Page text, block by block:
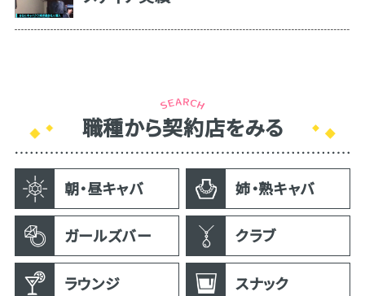
職種から契約店をみる
朝・昼キャバ 姉・熟キャバ
ガールズバー クラブ
ラウンジ スナック